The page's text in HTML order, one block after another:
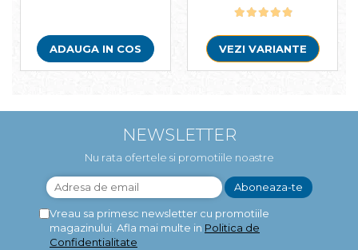
ADAUGA IN COS VEZI VARIANTE
NEWSLETTER
Nu rata ofertele si promotiile noastre
Vreau sa primesc newsletter cu promotiile
magazinului. Afla mai multe in Politica de
Confidentialitate